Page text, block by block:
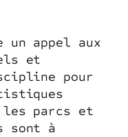
un appel aux
et
pour
les parcs et
sont à